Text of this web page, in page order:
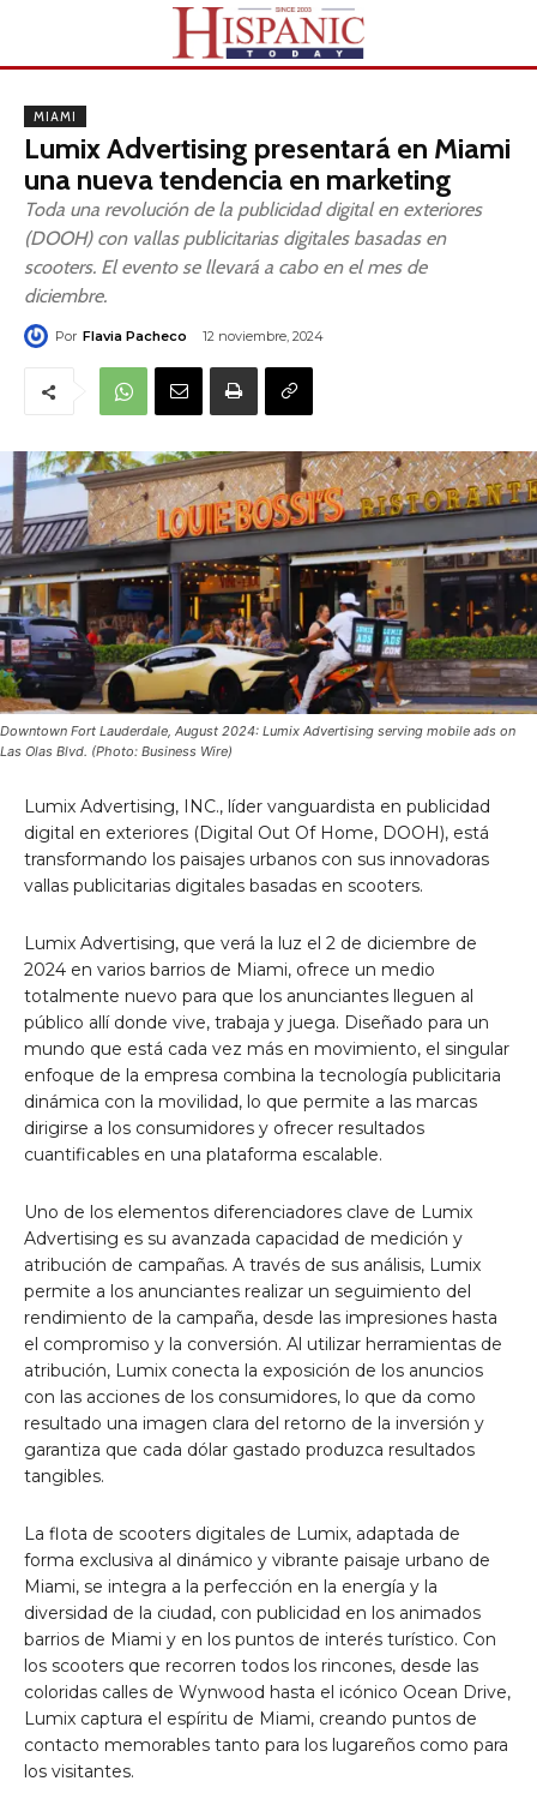
MIAMI
Lumix Advertising presentará en Miami
una nueva tendencia en marketing
Toda una revolución de la publicidad digital en exteriores
(DOOH) con vallas publicitarias digitales basadas en
scooters. El evento se llevará a cabo en el mes de
diciembre.
Por Flavia Pacheco 12 noviembre, 2024
Downtown Fort Lauderdale, August 2024: Lumix Advertising serving mobile ads on
Las Olas Blvd. (Photo: Business Wire)
Lumix Advertising, INC., líder vanguardista en publicidad
digital en exteriores (Digital Out Of Home, DOOH), está
transformando los paisajes urbanos con sus innovadoras
vallas publicitarias digitales basadas en scooters.
Lumix Advertising, que verá la luz el 2 de diciembre de
2024 en varios barrios de Miami, ofrece un medio
totalmente nuevo para que los anunciantes lleguen al
público allí donde vive, trabaja y juega. Diseñado para un
mundo que está cada vez más en movimiento, el singular
enfoque de la empresa combina la tecnología publicitaria
dinámica con la movilidad, lo que permite a las marcas
dirigirse a los consumidores y ofrecer resultados
cuantificables en una plataforma escalable.
Uno de los elementos diferenciadores clave de Lumix
Advertising es su avanzada capacidad de medición y
atribución de campañas. A través de sus análisis, Lumix
permite a los anunciantes realizar un seguimiento del
rendimiento de la campaña, desde las impresiones hasta
el compromiso y la conversión. Al utilizar herramientas de
atribución, Lumix conecta la exposición de los anuncios
con las acciones de los consumidores, lo que da como
resultado una imagen clara del retorno de la inversión y
garantiza que cada dólar gastado produzca resultados
tangibles.
La flota de scooters digitales de Lumix, adaptada de
forma exclusiva al dinámico y vibrante paisaje urbano de
Miami, se integra a la perfección en la energía y la
diversidad de la ciudad, con publicidad en los animados
barrios de Miami y en los puntos de interés turístico. Con
los scooters que recorren todos los rincones, desde las
coloridas calles de Wynwood hasta el icónico Ocean Drive,
Lumix captura el espíritu de Miami, creando puntos de
contacto memorables tanto para los lugareños como para
los visitantes.